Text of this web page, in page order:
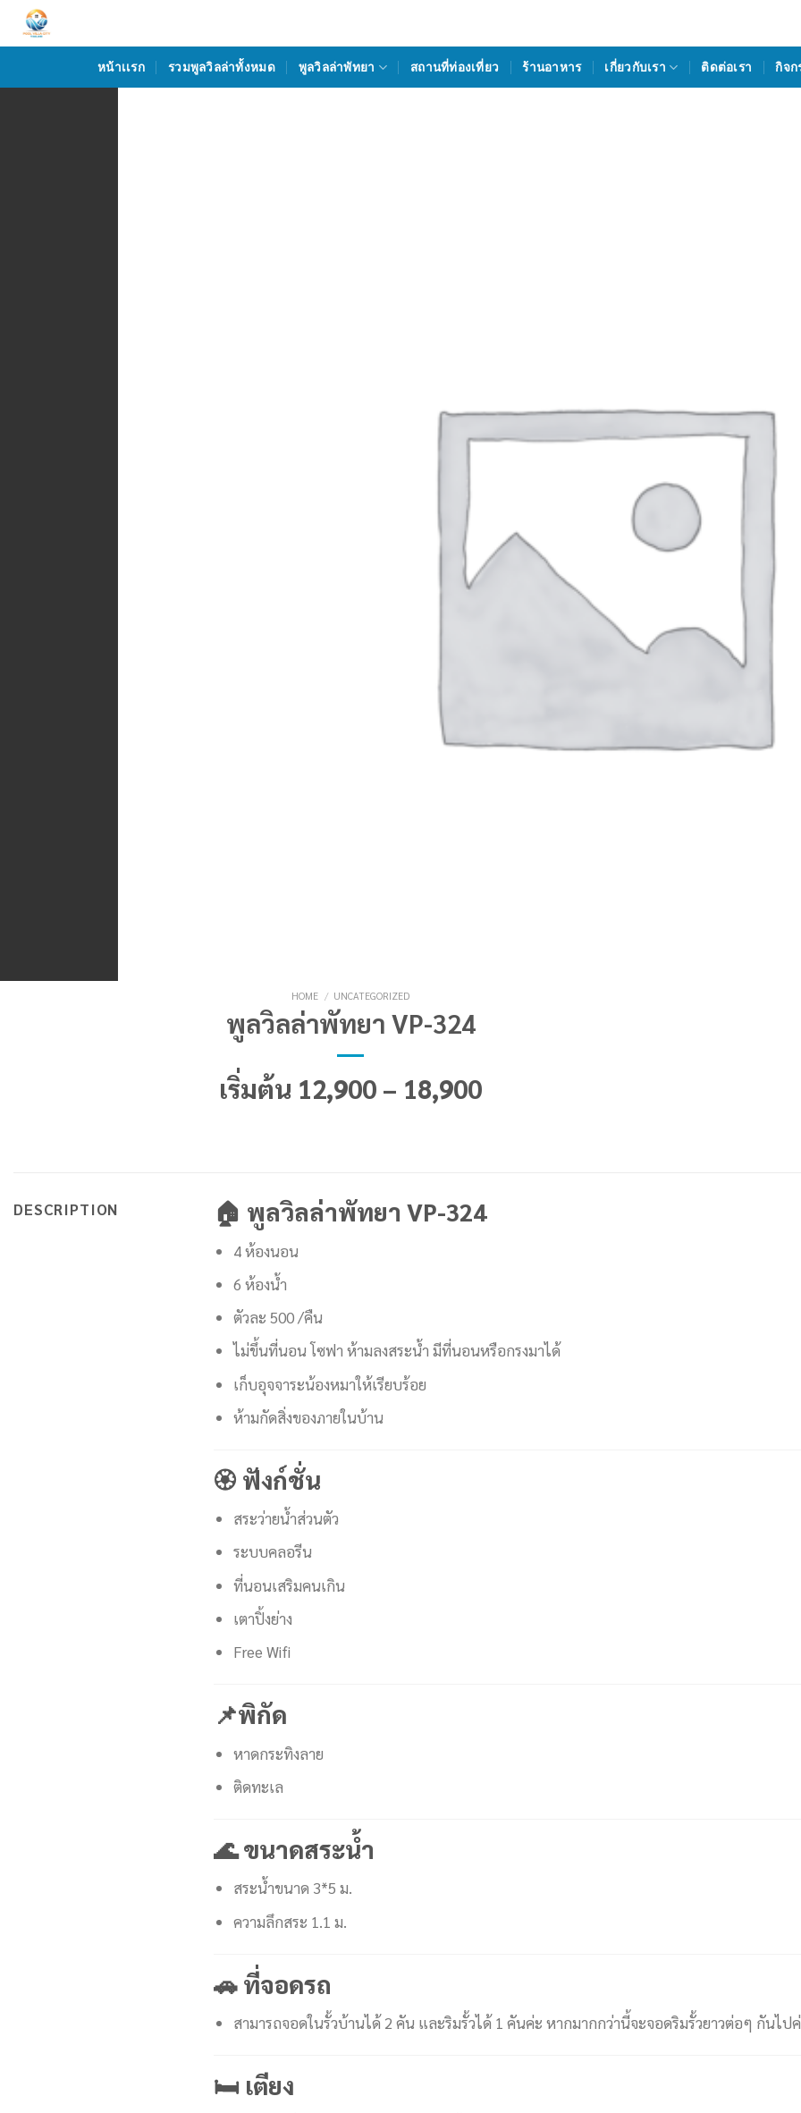
หน้าเเรก รวมพูลวิลล่าทั้งหมด พูลวิลล่าพัทยา สถานที่ท่องเที่ยว ร้านอาหาร เกี่ยวกับเรา ติดต่อเรา กิจก
HOME / UNCATEGORIZED
พูลวิลล่าพัทยา VP-324
เริ่มต้น 12,900 – 18,900
DESCRIPTION 🏠 พูลวิลล่าพัทยา VP-324
4 ห้องนอน
6 ห้องน้ำ
ตัวละ 500 /คืน
ไม่ขึ้นที่นอน โซฟา ห้ามลงสระน้ำ มีที่นอนหรือกรงมาได้
เก็บอุจจาระน้องหมาให้เรียบร้อย
ห้ามกัดสิ่งของภายในบ้าน
🏵 ฟังก์ชั่น
สระว่ายน้ำส่วนตัว
ระบบคลอรีน
ที่นอนเสริมคนเกิน
เตาปิ้งย่าง
Free Wifi
📌พิกัด
หาดกระทิงลาย
ติดทะเล
🌊 ขนาดสระน้ำ
สระน้ำขนาด 3*5 ม.
ความลึกสระ 1.1 ม.
🚗 ที่จอดรถ
สามารถจอดในรั้วบ้านได้ 2 คัน และริมรั้วได้ 1 คันค่ะ หากมากกว่านี้จะจอดริมรั้วยาวต่อๆ กันไป
🛏️ เตียง